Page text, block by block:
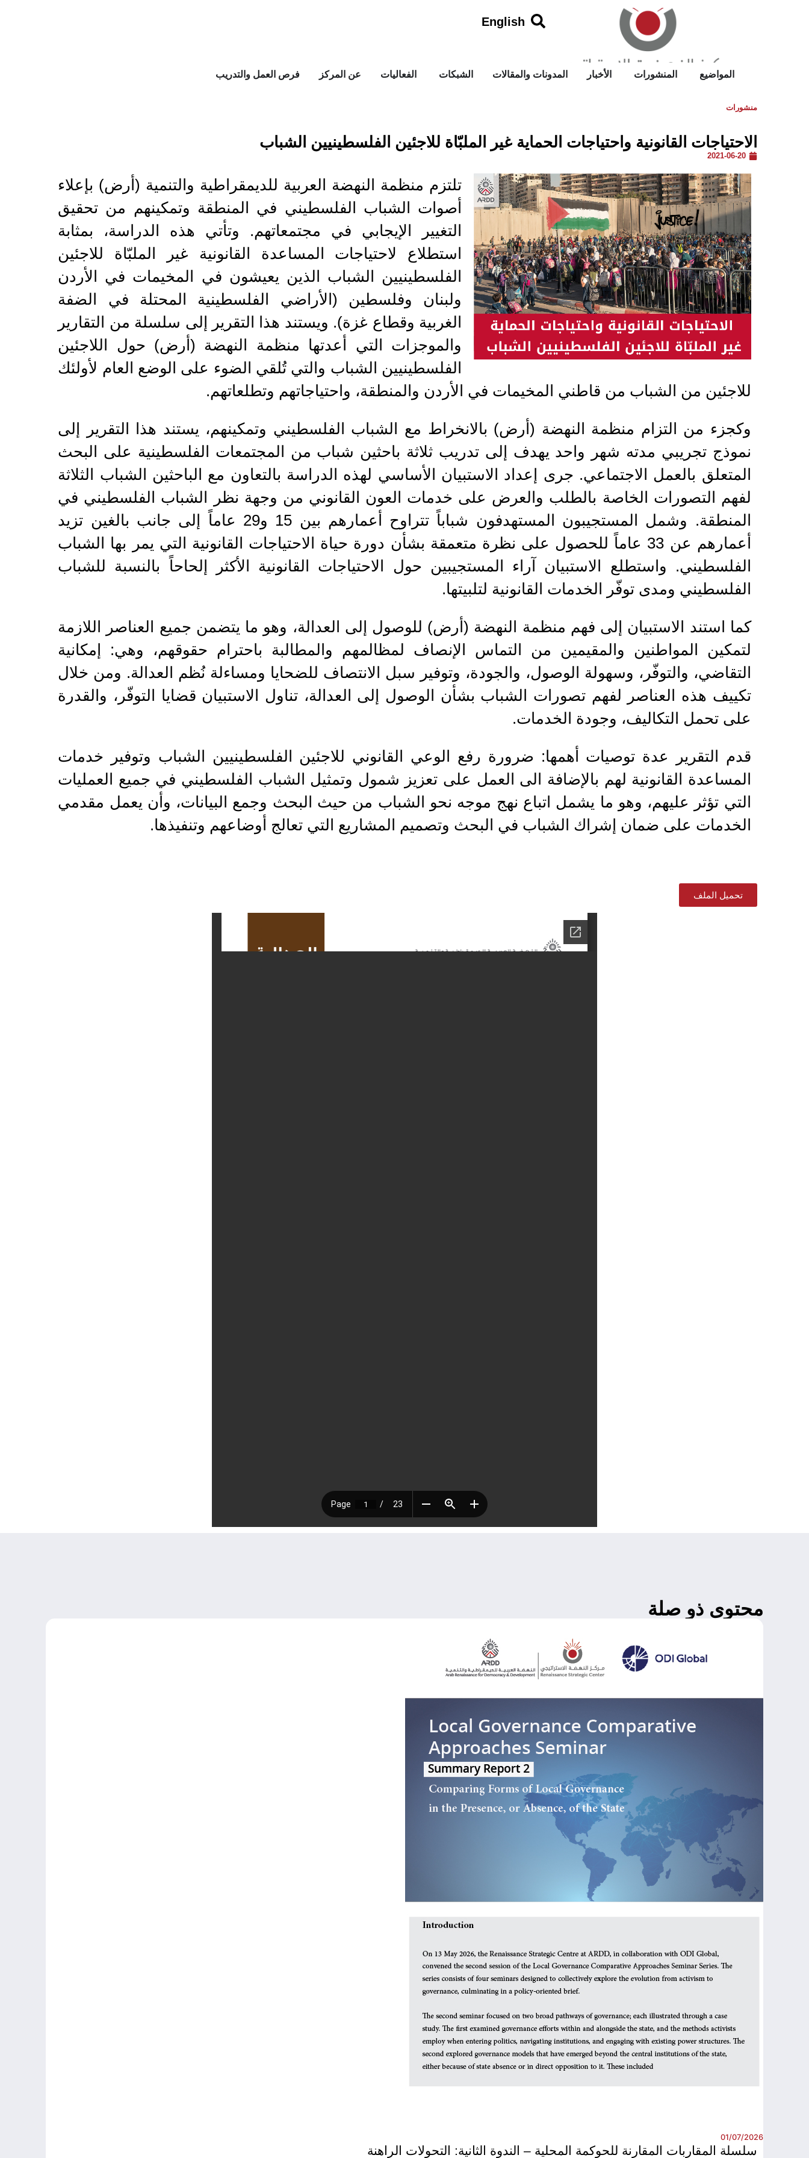
English
المواضيع المنشورات الأخبار المدونات والمقالات الشبكات الفعاليات عن المركز فرص العمل والتدريب
منشورات
الاحتياجات القانونية واحتياجات الحماية غير الملبّاة للاجئين الفلسطينيين الشباب
2021-06-20
تلتزم منظمة النهضة العربية للديمقراطية والتنمية (أرض) بإعلاء
أصوات الشباب الفلسطيني في المنطقة وتمكينهم من تحقيق
التغيير الإيجابي في مجتمعاتهم. وتأتي هذه الدراسة، بمثابة
استطلاع لاحتياجات المساعدة القانونية غير الملبّاة للاجئين
الفلسطينيين الشباب الذين يعيشون في المخيمات في الأردن
ولبنان وفلسطين (الأراضي الفلسطينية المحتلة في الضفة
الغربية وقطاع غزة). ويستند هذا التقرير إلى سلسلة من التقارير
والموجزات التي أعدتها منظمة النهضة (أرض) حول اللاجئين
الفلسطينيين الشباب والتي تُلقي الضوء على الوضع العام لأولئك
للاجئين من الشباب من قاطني المخيمات في الأردن والمنطقة، واحتياجاتهم وتطلعاتهم.
وكجزء من التزام منظمة النهضة (أرض) بالانخراط مع الشباب الفلسطيني وتمكينهم، يستند هذا التقرير إلى
نموذج تجريبي مدته شهر واحد يهدف إلى تدريب ثلاثة باحثين شباب من المجتمعات الفلسطينية على البحث
المتعلق بالعمل الاجتماعي. جرى إعداد الاستبيان الأساسي لهذه الدراسة بالتعاون مع الباحثين الشباب الثلاثة
لفهم التصورات الخاصة بالطلب والعرض على خدمات العون القانوني من وجهة نظر الشباب الفلسطيني في
المنطقة. وشمل المستجيبون المستهدفون شباباً تتراوح أعمارهم بين 15 و29 عاماً إلى جانب بالغين تزيد
أعمارهم عن 33 عاماً للحصول على نظرة متعمقة بشأن دورة حياة الاحتياجات القانونية التي يمر بها الشباب
الفلسطيني. واستطلع الاستبيان آراء المستجيبين حول الاحتياجات القانونية الأكثر إلحاحاً بالنسبة للشباب
الفلسطيني ومدى توفّر الخدمات القانونية لتلبيتها.
كما استند الاستبيان إلى فهم منظمة النهضة (أرض) للوصول إلى العدالة، وهو ما يتضمن جميع العناصر اللازمة
لتمكين المواطنين والمقيمين من التماس الإنصاف لمظالمهم والمطالبة باحترام حقوقهم، وهي: إمكانية
التقاضي، والتوفّر، وسهولة الوصول، والجودة، وتوفير سبل الانتصاف للضحايا ومساءلة نُظم العدالة. ومن خلال
تكييف هذه العناصر لفهم تصورات الشباب بشأن الوصول إلى العدالة، تناول الاستبيان قضايا التوفّر، والقدرة
على تحمل التكاليف، وجودة الخدمات.
قدم التقرير عدة توصيات أهمها: ضرورة رفع الوعي القانوني للاجئين الفلسطينيين الشباب وتوفير خدمات
المساعدة القانونية لهم بالإضافة الى العمل على تعزيز شمول وتمثيل الشباب الفلسطيني في جميع العمليات
التي تؤثر عليهم، وهو ما يشمل اتباع نهج موجه نحو الشباب من حيث البحث وجمع البيانات، وأن يعمل مقدمي
الخدمات على ضمان إشراك الشباب في البحث وتصميم المشاريع التي تعالج أوضاعهم وتنفيذها.
تحميل الملف
محتوى ذو صلة
01/07/2026
سلسلة المقاربات المقارنة للحوكمة المحلية – الندوة الثانية: التحولات الراهنة